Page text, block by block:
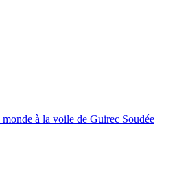
à la voile de Guirec Soudée